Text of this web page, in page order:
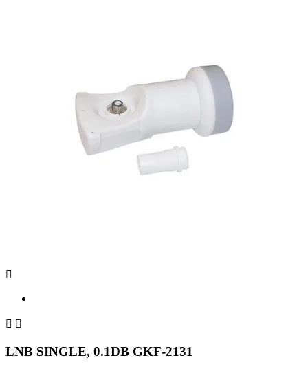

 
LNB SINGLE, 0.1DB GKF-2131